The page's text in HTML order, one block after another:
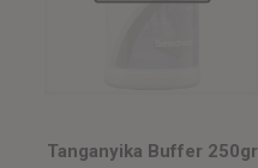
Tanganyika Buffer 250gr